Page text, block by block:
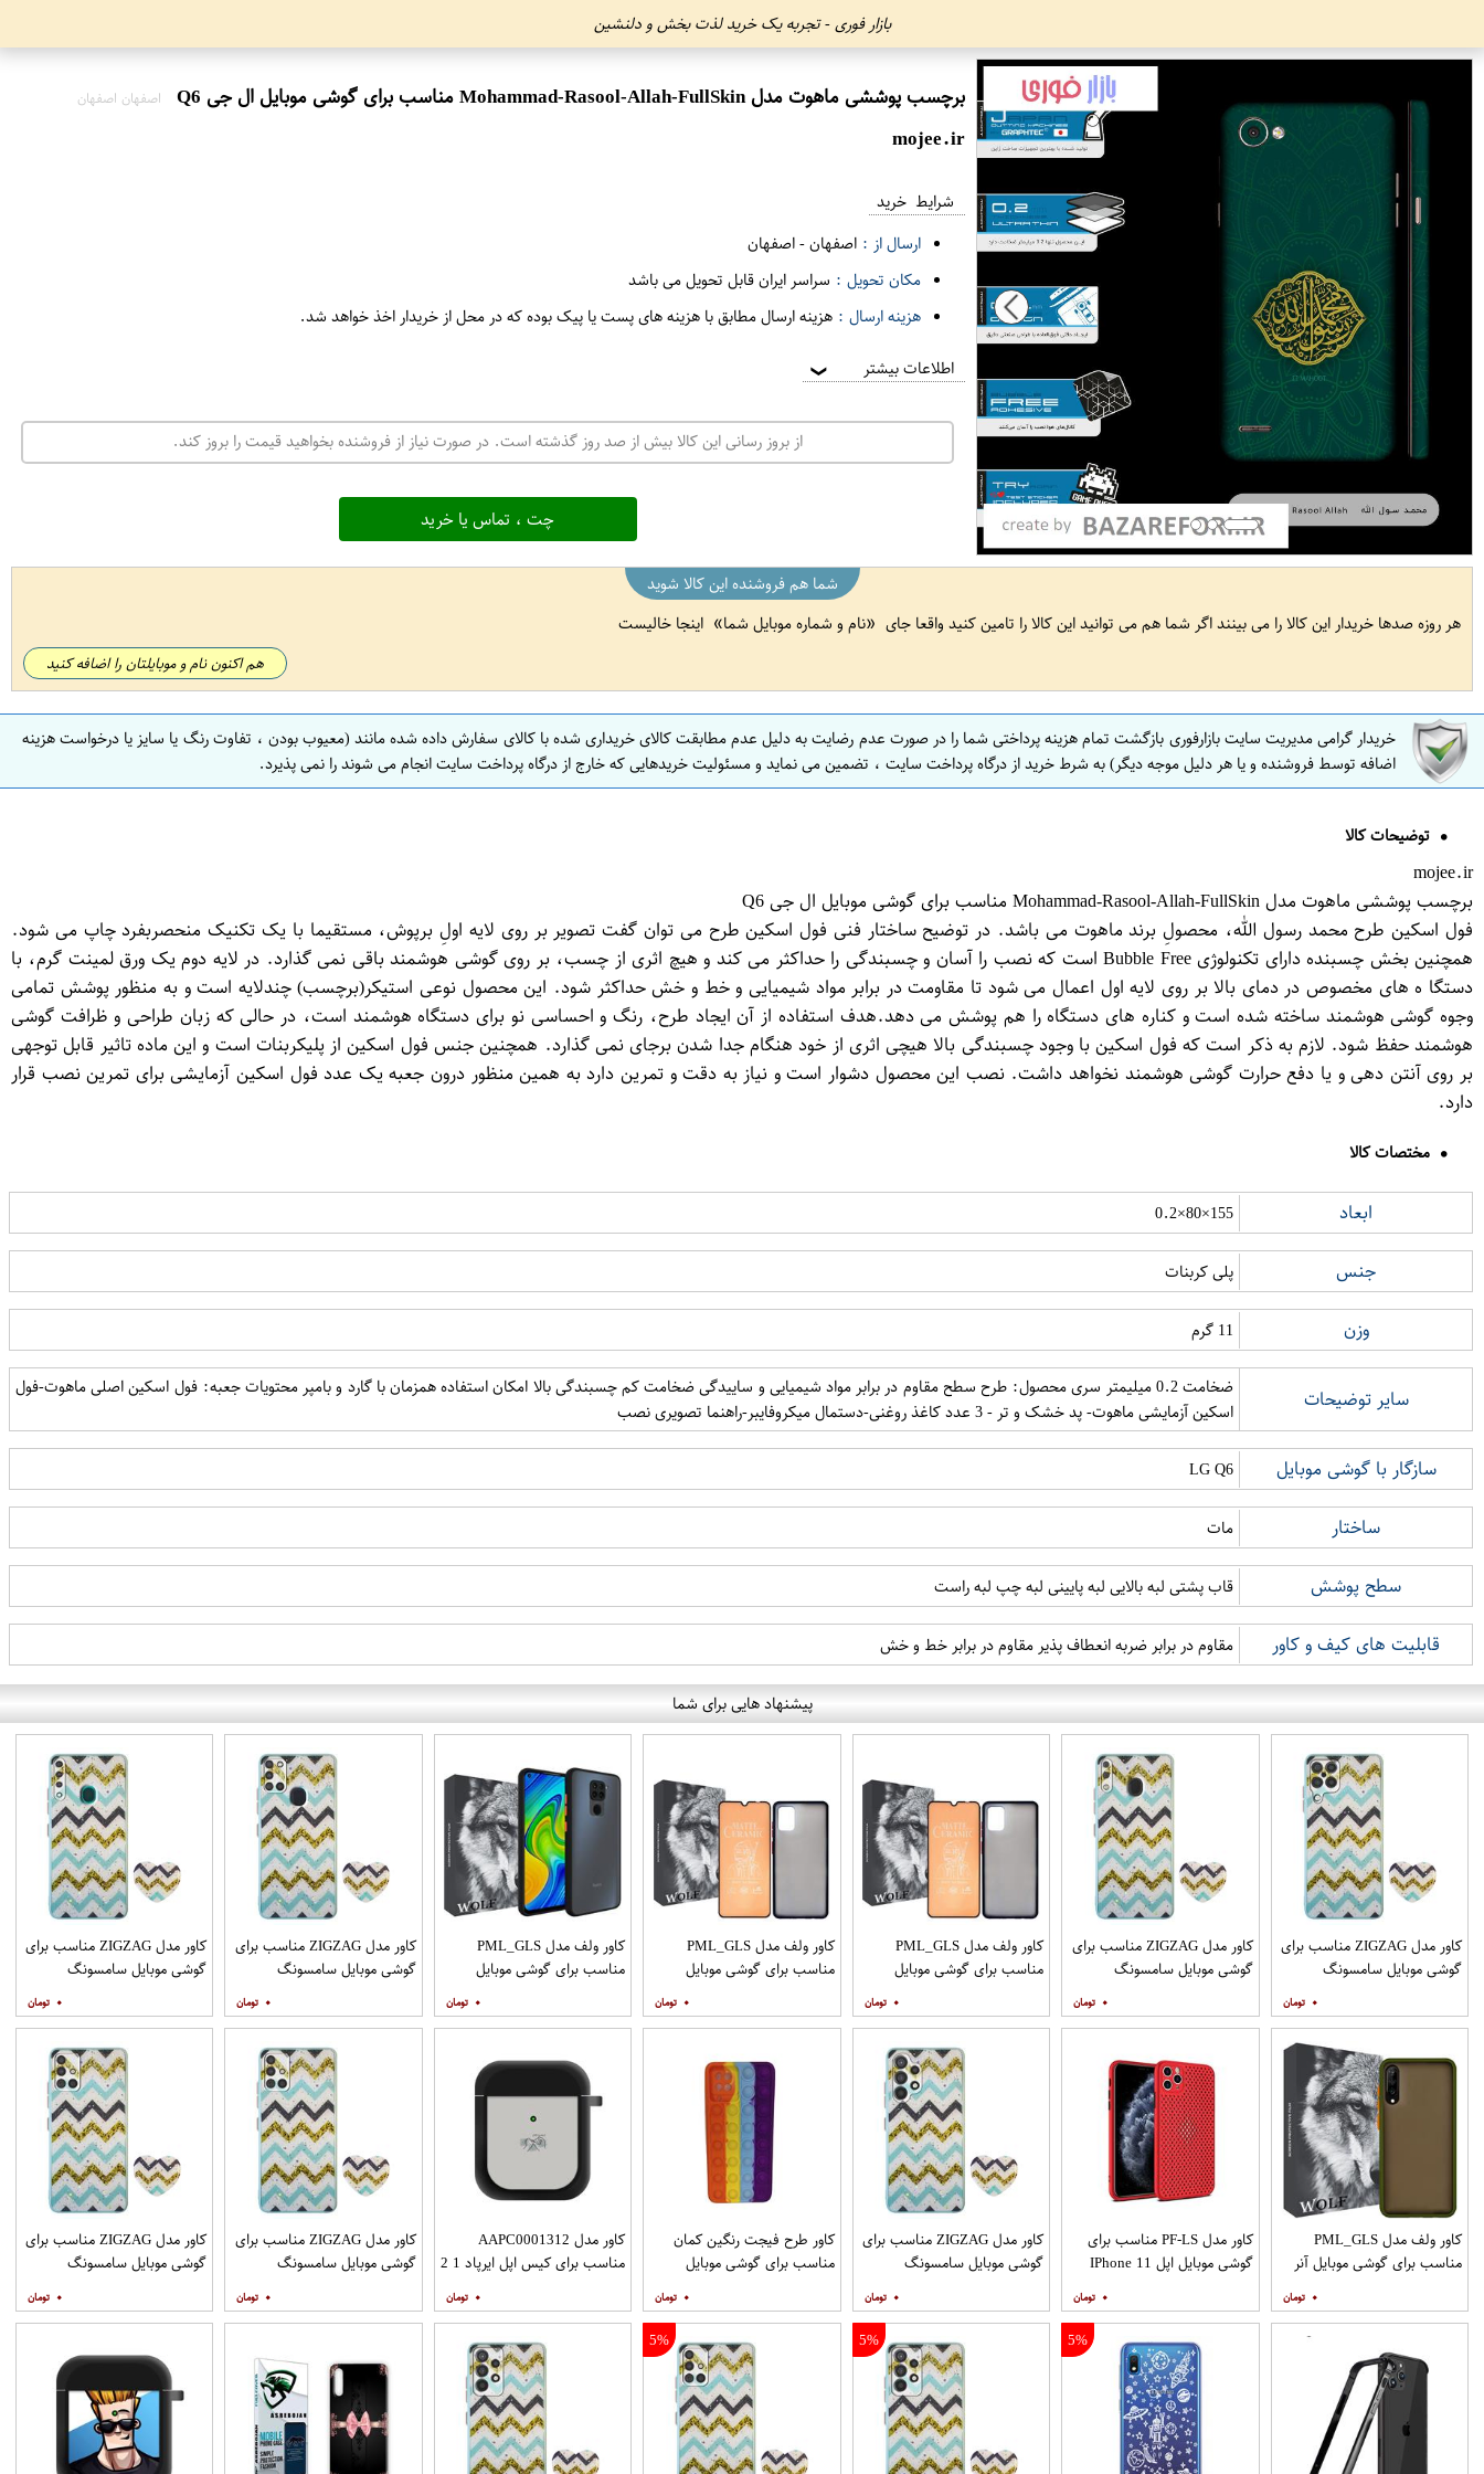
بازار فوری - تجربه یک خرید لذت بخش و دلنشین
برچسب پوششی ماهوت مدل Mohammad-Rasool-Allah-FullSkin مناسب برای گوشی موبایل ال جی Q6 اصفهان اصفهان
mojee.ir
شرایط خرید
ارسال از : اصفهان-اصفهان
مکان تحویل : سراسر ایران قابل تحویل می باشد
هزینه ارسال : هزینه ارسال مطابق با هزینه های پست یا پیک بوده که در محل از خریدار اخذ خواهد شد.
اطلاعات بیشتر ❯
از بروز رسانی این کالا بیش از صد روز گذشته است. در صورت نیاز از فروشنده بخواهید قیمت را بروز کند.
چت ، تماس یا خرید
شما هم فروشنده این کالا شوید
هر روزه صدها خریدار این کالا را می بینند اگر شما هم می توانید این کالا را تامین کنید واقعا جای
نام و شماره موبایل شما اینجا خالیست
هم اکنون نام و موبایلتان را اضافه کنید
خریدار گرامی مدیریت سایت بازارفوری بازگشت تمام هزینه پرداختی شما را در صورت عدم رضایت به دلیل عدم مطابقت کالای خریداری شده با کالای سفارش داده شده مانند (معیوب بودن ، تفاوت رنگ یا سایز یا درخواست هزینه
اضافه توسط فروشنده و یا هر دلیل موجه دیگر) به شرط خرید از درگاه پرداخت سایت ، تضمین می نماید و مسئولیت خریدهایی که خارج از درگاه پرداخت سایت انجام می شوند را نمی پذیرد.
توضیحات کالا
mojee.ir
برچسب پوششی ماهوت مدل Mohammad-Rasool-Allah-FullSkin مناسب برای گوشی موبایل ال جی Q6
فول اسکین طرح محمد رسول الله، محصولِ برند ماهوت می باشد. در توضیح ساختار فنی فول اسکین طرح می توان گفت تصویر بر روی لایه اولِ برپوش، مستقیما با یک تکنیک منحصربفرد چاپ می شود.
همچنین بخش چسبنده دارای تکنولوژی Bubble Free است که نصب را آسان و چسبندگی را حداکثر می کند و هیچ اثری از چسب، بر روی گوشی هوشمند باقی نمی گذارد. در لایه دوم یک ورق لمینت گرم، با
دستگا ه های مخصوص در دمای بالا بر روی لایه اول اعمال می شود تا مقاومت در برابر مواد شیمیایی و خط و خش حداکثر شود. این محصول نوعی استیكر(برچسب) چندلایه است و به منظور پوشش تمامی
وجوه گوشی هوشمند ساخته شده است و كناره های دستگاه را هم پوشش می دهد.هدف استفاده از آن ایجاد طرح، رنگ و احساسی نو برای دستگاه هوشمند است، در حالی كه زبان طراحی و ظرافت گوشی
هوشمند حفظ شود. لازم به ذکر است که فول اسکین با وجود چسبندگی بالا هیچی اثری از خود هنگام جدا شدن برجای نمی گذارد. همچنین جنس فول اسکین از پلیكربنات است و این ماده تاثیر قابل توجهی
بر روی آنتن دهی و یا دفع حرارت گوشی هوشمند نخواهد داشت. نصب این محصول دشوار است و نیاز به دقت و تمرین دارد به همین منظور درون جعبه یک عدد فول اسکین آزمایشی برای تمرین نصب قرار
دارد.
مختصات کالا
ابعاد 155×80×0.2
جنس پلی کربنات
وزن 11 گرم
سایر توضیحات
ضخامت 0.2 میلیمتر سری محصول: طرح سطح مقاوم در برابر مواد شیمیایی و ساییدگی ضخامت کم چسبندگی بالا امكان استفاده همزمان با گارد و بامپر محتویات جعبه: فول اسکین اصلی ماهوت-فول
اسکین آزمایشی ماهوت- پد خشک و تر - 3 عدد کاغذ روغنی-دستمال میکروفایبر-راهنما تصویری نصب
سازگار با گوشی موبایل LG Q6
ساختار مات
سطح پوشش قاب پشتی لبه بالایی لبه پایینی لبه چپ لبه راست
قابلیت های کیف و کاور مقاوم در برابر ضربه انعطاف پذیر مقاوم در برابر خط و خش
پیشنهاد هایی برای شما
کاور مدل ZIGZAG مناسب برای
گوشی موبایل سامسونگ
نگهدارنده
۰
کاور مدل ZIGZAG مناسب برای
گوشی موبایل سامسونگ
همراه پایه نگهدارنده
۰
کاور ولف مدل PML_GLS
مناسب برای گوشی موبایل
همراه محافظ صفحه نمایش
۰
کاور ولف مدل PML_GLS
مناسب برای گوشی موبایل
همراه محافظ صفحه نمایش
۰
کاور ولف مدل PML_GLS
مناسب برای گوشی موبایل
۰
کاور مدل ZIGZAG مناسب برای
گوشی موبایل سامسونگ
نگهدارنده
۰
کاور مدل ZIGZAG مناسب برای
گوشی موبایل سامسونگ
نگهدارنده
۰
کاور ولف مدل PML_GLS
مناسب برای گوشی موبایل آنر
۰
کاور مدل PF-LS مناسب برای
گوشی موبایل اپل IPhone 11
۰
کاور مدل ZIGZAG مناسب برای
گوشی موبایل سامسونگ
نگهدارنده
۰
کاور طرح فیجت رنگین کمان
مناسب برای گوشی موبایل
۰
کاور مدل AAPC0001312
مناسب برای کیس اپل ایرپاد 1 2
۰
کاور مدل ZIGZAG مناسب برای
گوشی موبایل سامسونگ
نگهدارنده
۰
کاور مدل ZIGZAG مناسب برای
گوشی موبایل سامسونگ
نگهدارنده
۰
5%
5%
5%